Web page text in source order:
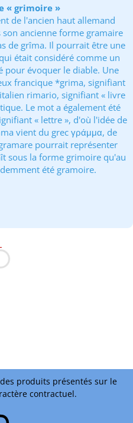
« grimoire »
de l'ancien haut allemand
ancienne forme gramaire
de grîma. Il pourrait être une
était considéré comme un
pour évoquer le diable. Une
francique *grima, signifiant
rimario, signifiant « livre
Le mot a également été
« lettre », d'où l'idée de
vient du grec γράμμα, de
pourrait représenter
sous la forme grimoire qu'au
été gramoire.
produits présentés sur le
contractuel.